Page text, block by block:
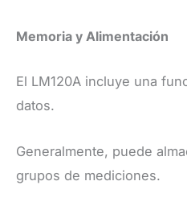
​Memoria y Alimentación
​El LM120A incluye una
datos.
Generalmente, puede
grupos de mediciones.